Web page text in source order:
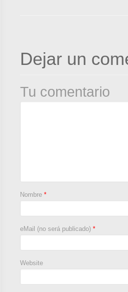
Dejar un
Tu comentario
Nombre *
eMail (no será publicado) *
Website